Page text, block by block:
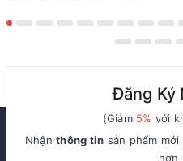
Đăng Ký
(Giảm 5% với
Nhậnthông tin sản phẩm
hơn